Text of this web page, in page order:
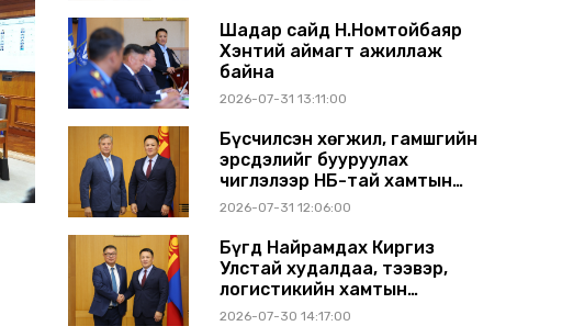
Шадар сайд Н.Номтойбаяр
Хэнтий аймагт ажиллаж
байна
2026-07-31 13:11:00
Бүсчилсэн хөгжил, гамшгийн
эрсдэлийг бууруулах
чиглэлээр НҮБ-тай хамтын
ажиллагаагаа
солилцлоо
2026-07-31 12:06:00
Бүгд Найрамдах Киргиз
Улстай худалдаа, тээвэр,
логистикийн хамтын
ажиллагааг өргөжүүлнэ
2026-07-30 14:17:00